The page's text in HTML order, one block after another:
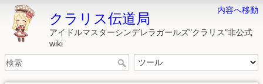
内容へ移動
クラリス伝道局
アイドルマスターシンデレラガールズ"クラリス"非公式
wiki